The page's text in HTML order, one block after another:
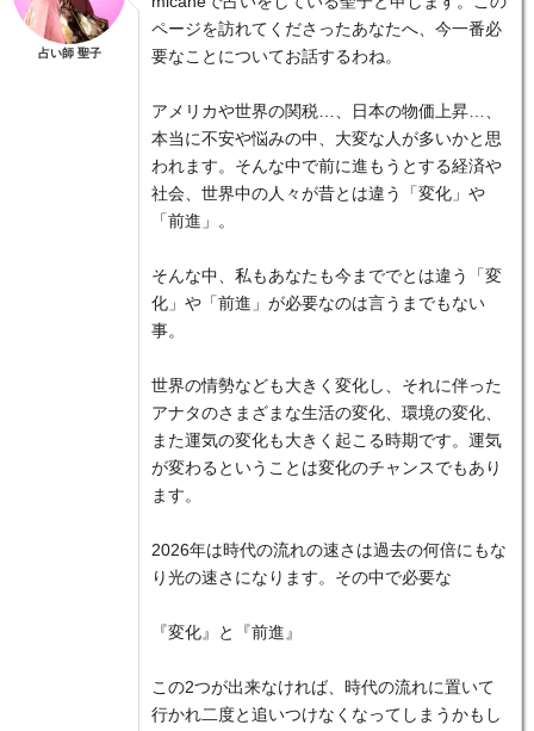
占い師 聖子
ページを訪れてくださったあなたへ、今一番必
要なことについてお話するわね。
アメリカや世界の関税…、日本の物価上昇…、
本当に不安や悩みの中、大変な人が多いかと思
われます。そんな中で前に進もうとする経済や
社会、世界中の人々が昔とは違う「変化」や
「前進」。
そんな中、私もあなたも今まででとは違う「変
化」や「前進」が必要なのは言うまでもない
事。
世界の情勢なども大きく変化し、それに伴った
アナタのさまざまな生活の変化、環境の変化、
また運気の変化も大きく起こる時期です。運気
が変わるということは変化のチャンスでもあり
ます。
2026年は時代の流れの速さは過去の何倍にもな
り光の速さになります。その中で必要な
『変化』と『前進』
この2つが出来なければ、時代の流れに置いて
行かれ二度と追いつけなくなってしまうかもし